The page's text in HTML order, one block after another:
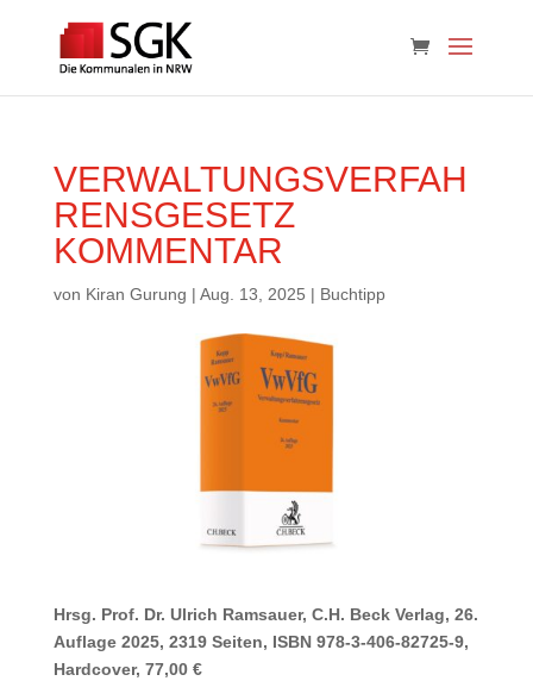
VERWALTUNGSVERFAH
RENSGESETZ
KOMMENTAR
von Kiran Gurung | Aug. 13, 2025 | Buchtipp
Hrsg. Prof. Dr. Ulrich Ramsauer, C.H. Beck Verlag, 26.
Auflage 2025, 2319 Seiten, ISBN 978-3-406-82725-9,
Hardcover, 77,00 €